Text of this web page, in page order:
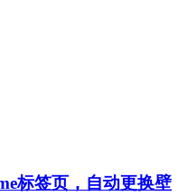
标签页，自动更换壁